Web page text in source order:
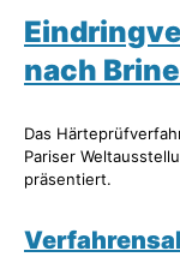
nach
Das
Pariser
präsentiert.